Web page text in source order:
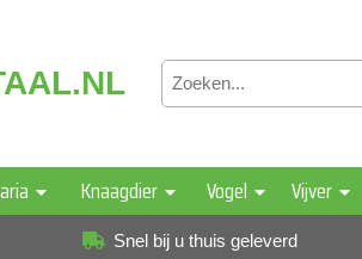
Knaagdier Vogel Vijver
Snel bij u thuis geleverd